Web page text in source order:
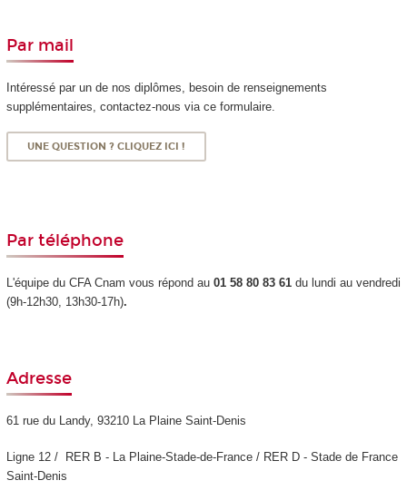
Par mail
Intéressé par un de nos diplômes, besoin de renseignements
supplémentaires, contactez-nous via ce formulaire.
UNE QUESTION ? CLIQUEZ ICI !
Par téléphone
L'équipe du CFA Cnam vous répond au 01 58 80 83 61 du lundi au vendredi
(9h-12h30, 13h30-17h).
Adresse
61 rue du Landy, 93210 La Plaine Saint-Denis
Ligne 12 /
RER B - La Plaine-Stade-de-France / RER D - Stade de France
Saint-Denis